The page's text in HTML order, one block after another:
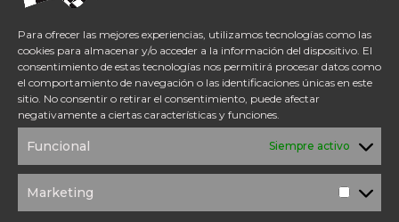
Para ofrecer las mejores experiencias, utilizamos tecnologías como las
cookies para almacenar y/o acceder a la información del dispositivo. El
consentimiento de estas tecnologías nos permitirá procesar datos como
el comportamiento de navegación o las identificaciones únicas en este
sitio. No consentir o retirar el consentimiento, puede afectar
negativamente a ciertas características y funciones.
Funcional Siempre activo
Marketing
técnico oficial Mitt y CFMoto.
Tel: 654 98 23 30
ACCESO DIRECTO
TÉRMINOS Y
CONDICIONES
COOKIES